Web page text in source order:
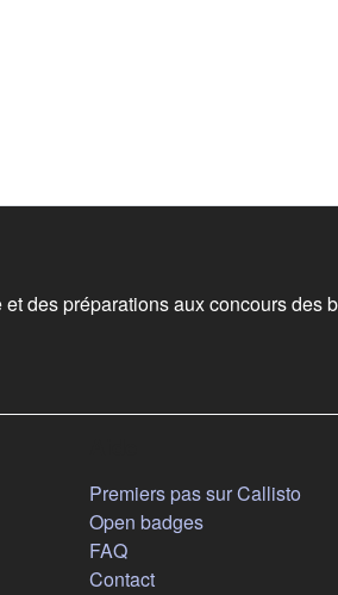
des préparations aux concours des
dans un nouvel onglet)
Premiers pas sur Callisto
Open badges
FAQ
Contact